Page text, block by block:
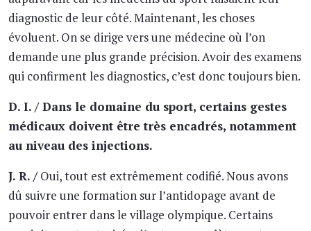
diagnostic de leur côté. Maintenant, les choses
évoluent. On se dirige vers une médecine où l’on
demande une plus grande précision. Avoir des examens
qui confirment les diagnostics, c’est donc toujours bien.
D. I. / Dans le domaine du sport, certains gestes
médicaux doivent être très encadrés, notamment
au niveau des injections.
J. R. /Oui, tout est extrêmement codifié. Nous avons
dû suivre une formation sur l’antidopage avant de
pouvoir entrer dans le village olympique. Certains